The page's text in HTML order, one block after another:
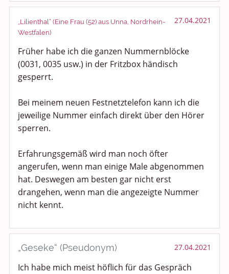
„Lilienthal“ (Eine Frau (52) aus Unna, Nordrhein-
Westfalen)
27.04.2021
Früher habe ich die ganzen Nummernblöcke
(0031, 0035 usw.) in der Fritzbox händisch
gesperrt.
Bei meinem neuen Festnetztelefon kann ich die
jeweilige Nummer einfach direkt über den Hörer
sperren.
Erfahrungsgemäß wird man noch öfter
angerufen, wenn man einige Male abgenommen
hat. Deswegen am besten gar nicht erst
drangehen, wenn man die angezeigte Nummer
nicht kennt.
„Geseke“ (Pseudonym) 27.04.2021
Ich habe mich meist höflich für das Gespräch